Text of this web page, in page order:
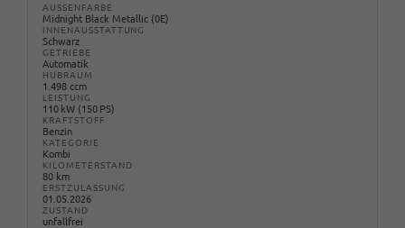
AUSSENFARBE
Midnight Black Metallic (0E)
INNENAUSSTATTUNG
Schwarz
GETRIEBE
Automatik
HUBRAUM
1.498 ccm
LEISTUNG
110 kW (150 PS)
KRAFTSTOFF
Benzin
KATEGORIE
Kombi
KILOMETERSTAND
80 km
ERSTZULASSUNG
01.05.2026
ZUSTAND
unfallfrei